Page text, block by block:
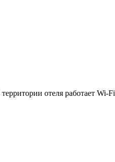
отеля работает Wi-Fi